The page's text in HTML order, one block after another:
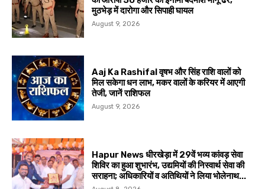
मुठभेड़ में दारोगा और सिपाही घायल
August 9, 2026
Aaj Ka Rashifal वृषभ और सिंह राशि वालों को
मिल सकेगा धन लाभ, मकर वालों के करियर में आएगी
तेजी, जानें राशिफल
August 9, 2026
Hapur News धीरखेड़ा में 29वें भव्य कांवड़ सेवा
शिविर का हुआ शुभारंभ, उद्यमियों की निस्वार्थ सेवा की
सराहना; अधिकारियों व अतिथियों ने लिया भोलेनाथ...